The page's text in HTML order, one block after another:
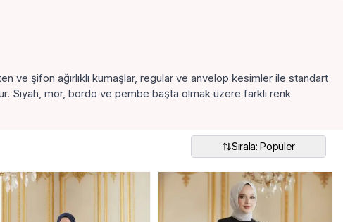
ve şifon ağırlıklı kumaşlar, regular ve anvelop kesimler ile standart
Siyah, mor, bordo ve pembe başta olmak üzere farklı renk
Sırala: Popüler